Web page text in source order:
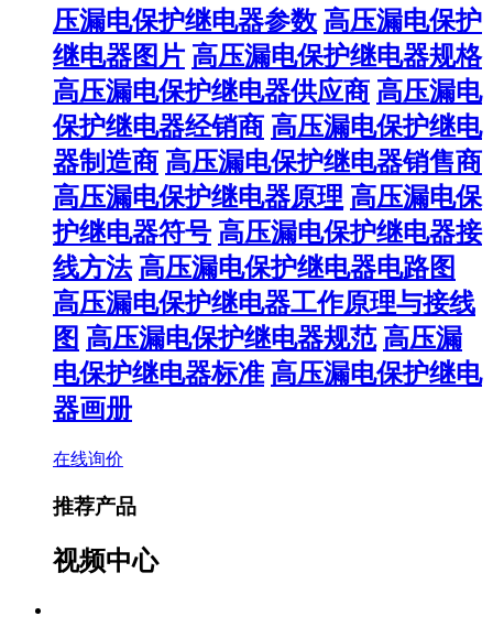
压漏电保护继电器参数 高压漏电保护
继电器图片 高压漏电保护继电器规格
高压漏电保护继电器供应商 高压漏电
保护继电器经销商 高压漏电保护继电
器制造商 高压漏电保护继电器销售商
高压漏电保护继电器原理 高压漏电保
护继电器符号 高压漏电保护继电器接
线方法 高压漏电保护继电器电路图
高压漏电保护继电器工作原理与接线
图 高压漏电保护继电器规范 高压漏
电保护继电器标准 高压漏电保护继电
器画册
在线询价
推荐产品
视频中心